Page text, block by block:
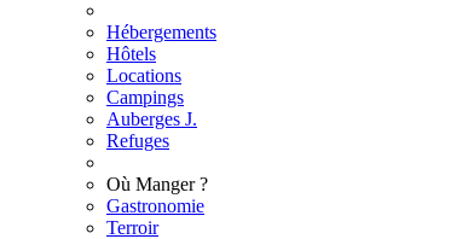
Hébergements
Hôtels
Locations
Campings
Auberges J.
Refuges
Où Manger ?
Gastronomie
Terroir